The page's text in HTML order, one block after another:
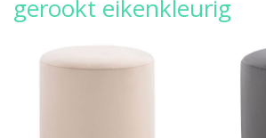
gerookt eikenkleurig